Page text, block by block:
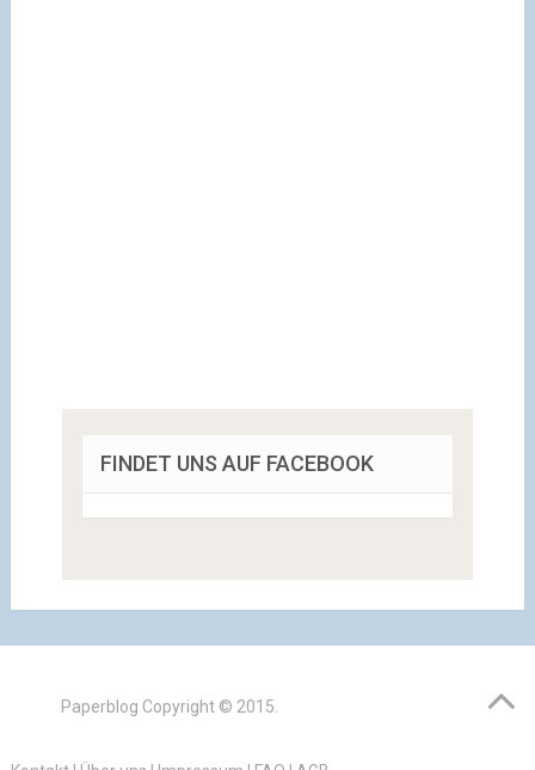
FINDET UNS AUF FACEBOOK
Paperblog Copyright © 2015.